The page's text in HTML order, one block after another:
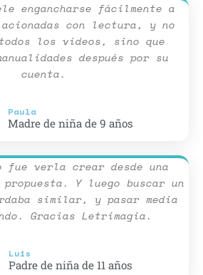
engancharse fácilmente a
con lectura, y no
los vídeos, sino que
después por su
cuenta.
Paula
Madre de niña de 9 años
fue verla crear desde una
Y luego buscar un
similar, y pasar media
Gracias Letrimagia.
Luis
Padre de niña de 11 años